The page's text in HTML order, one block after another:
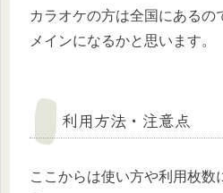
カラオケの方は全国にあるの
メインになるかと思います。
利用方法・注意点
ここからは使い方や利用枚数